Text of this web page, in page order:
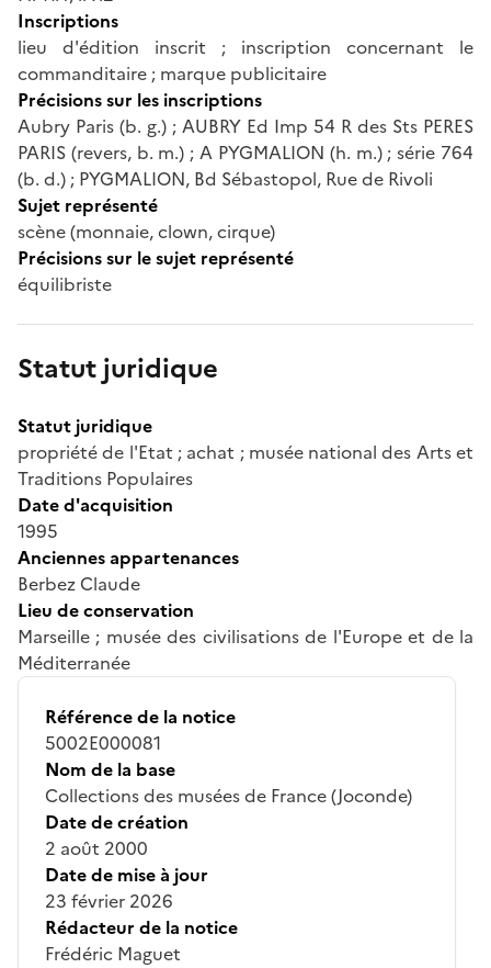
Inscriptions
lieu d'édition inscrit ; inscription concernant le
commanditaire ; marque publicitaire
Précisions sur les inscriptions
Aubry Paris (b. g.) ; AUBRY Ed Imp 54 R des Sts PERES
PARIS (revers, b. m.) ; A PYGMALION (h. m.) ; série 764
(b. d.) ; PYGMALION, Bd Sébastopol, Rue de Rivoli
Sujet représenté
scène (monnaie, clown, cirque)
Précisions sur le sujet représenté
équilibriste
Statut juridique
Statut juridique
propriété de l'Etat ; achat ; musée national des Arts et
Traditions Populaires
Date d'acquisition
1995
Anciennes appartenances
Berbez Claude
Lieu de conservation
Marseille ; musée des civilisations de l'Europe et de la
Méditerranée
Référence de la notice
5002E000081
Nom de la base
Collections des musées de France (Joconde)
Date de création
2 août 2000
Date de mise à jour
23 février 2026
Rédacteur de la notice
Frédéric Maguet